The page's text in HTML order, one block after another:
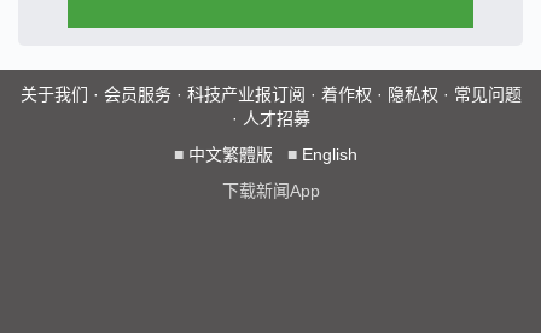
关于我们 · 会员服务· 科技产业报订阅 · 着作权 · 隐私权 · 常见问题
· 人才招募
■ 中文繁體版 ■ English
下载新闻App